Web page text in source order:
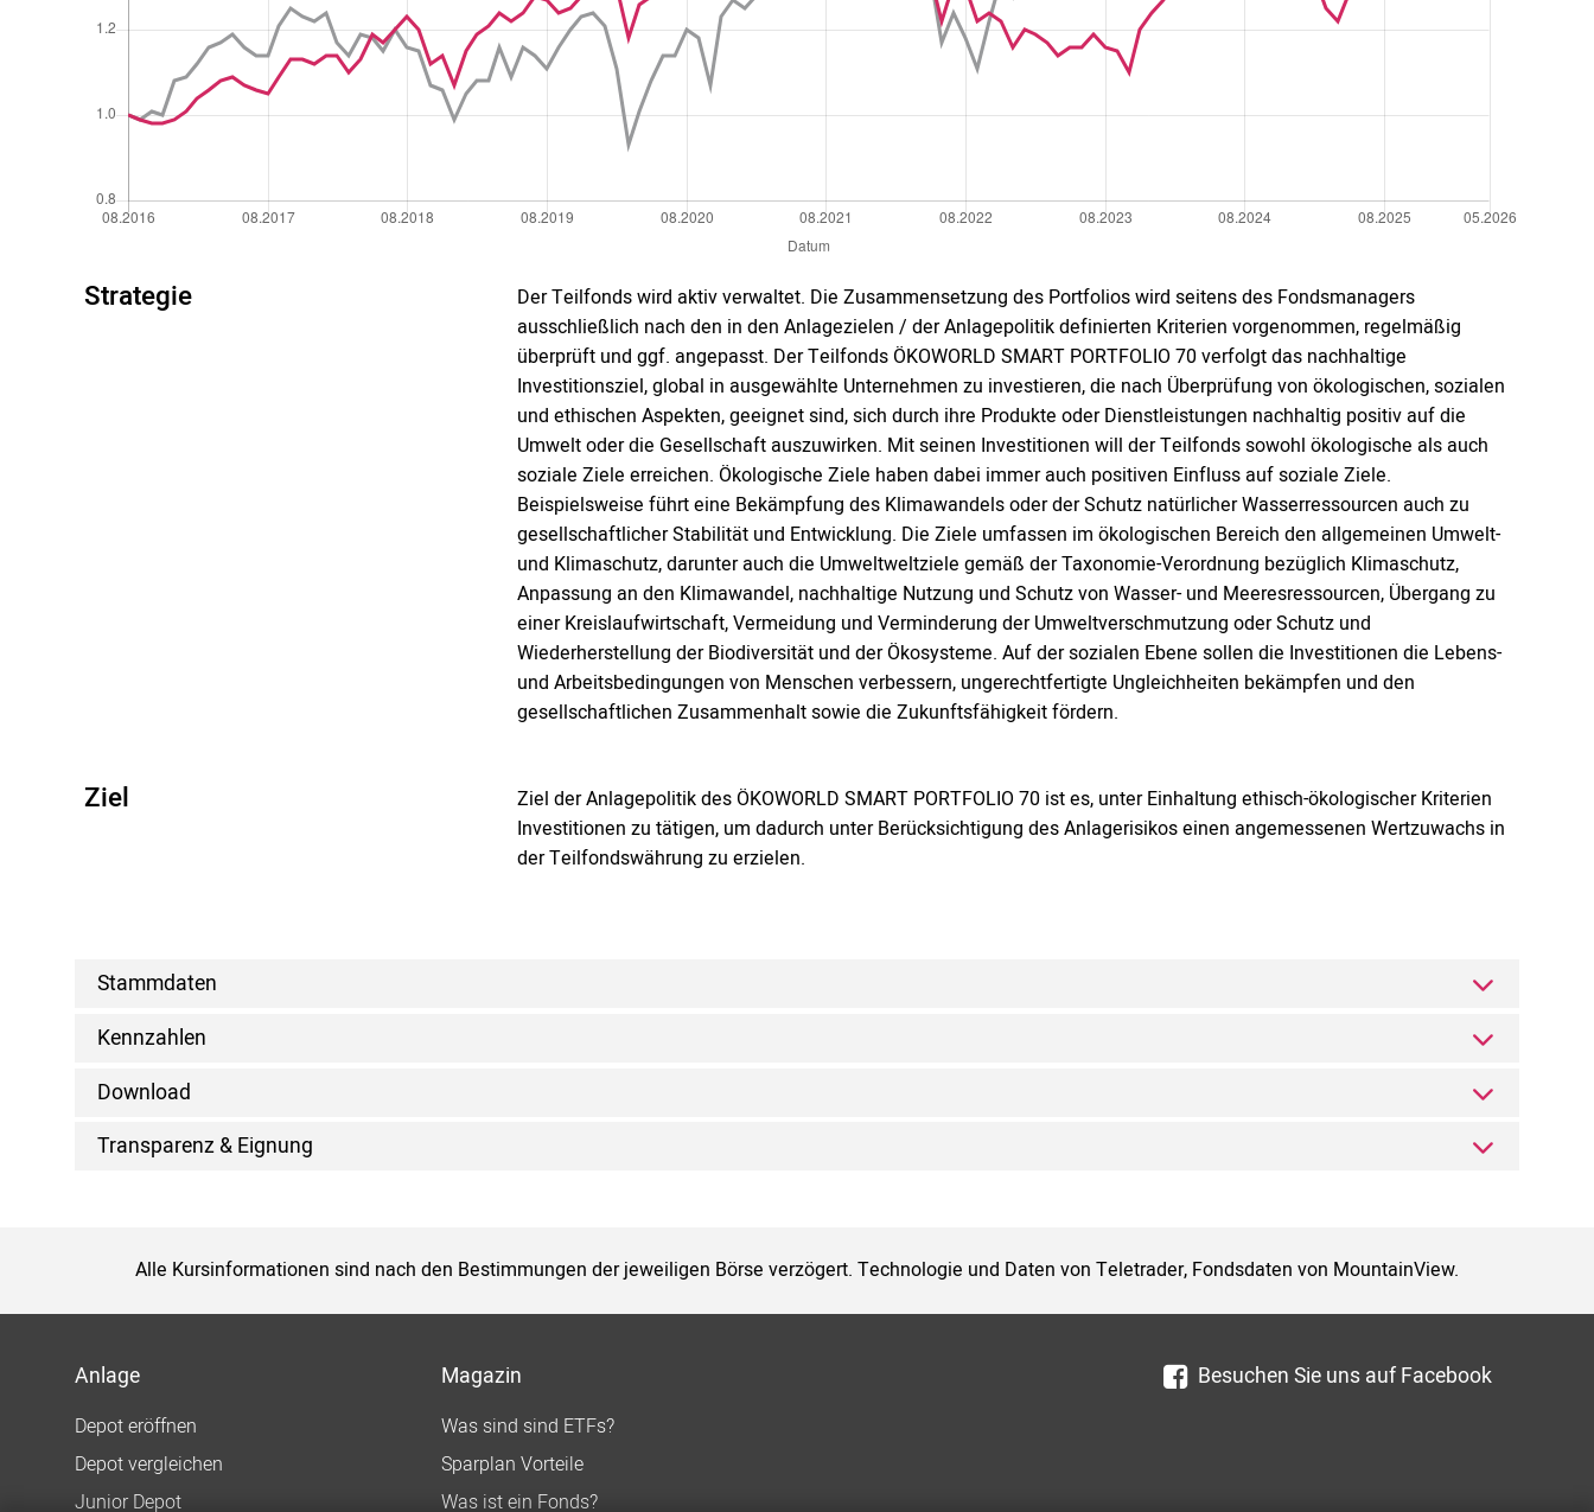
Strategie
Der Teilfonds wird aktiv verwaltet. Die Zusammensetzung des Portfolios wird seitens des Fondsmanagers
ausschließlich nach den in den Anlagezielen / der Anlagepolitik definierten Kriterien vorgenommen, regelmäßig
überprüft und ggf. angepasst. Der Teilfonds ÖKOWORLD SMART PORTFOLIO 70 verfolgt das nachhaltige
Investitionsziel, global in ausgewählte Unternehmen zu investieren, die nach Überprüfung von ökologischen, sozialen
und ethischen Aspekten, geeignet sind, sich durch ihre Produkte oder Dienstleistungen nachhaltig positiv auf die
Umwelt oder die Gesellschaft auszuwirken. Mit seinen Investitionen will der Teilfonds sowohl ökologische als auch
soziale Ziele erreichen. Ökologische Ziele haben dabei immer auch positiven Einfluss auf soziale Ziele.
Beispielsweise führt eine Bekämpfung des Klimawandels oder der Schutz natürlicher Wasserressourcen auch zu
gesellschaftlicher Stabilität und Entwicklung. Die Ziele umfassen im ökologischen Bereich den allgemeinen Umwelt-
und Klimaschutz, darunter auch die Umweltweltziele gemäß der Taxonomie-Verordnung bezüglich Klimaschutz,
Anpassung an den Klimawandel, nachhaltige Nutzung und Schutz von Wasser- und Meeresressourcen, Übergang zu
einer Kreislaufwirtschaft, Vermeidung und Verminderung der Umweltverschmutzung oder Schutz und
Wiederherstellung der Biodiversität und der Ökosysteme. Auf der sozialen Ebene sollen die Investitionen die Lebens-
und Arbeitsbedingungen von Menschen verbessern, ungerechtfertigte Ungleichheiten bekämpfen und den
gesellschaftlichen Zusammenhalt sowie die Zukunftsfähigkeit fördern.
Ziel
Ziel der Anlagepolitik des ÖKOWORLD SMART PORTFOLIO 70 ist es, unter Einhaltung ethisch-ökologischer Kriterien
Investitionen zu tätigen, um dadurch unter Berücksichtigung des Anlagerisikos einen angemessenen Wertzuwachs in
der Teilfondswährung zu erzielen.
Stammdaten
Kennzahlen
Download
Transparenz & Eignung
Alle Kursinformationen sind nach den Bestimmungen der jeweiligen Börse verzögert. Technologie und Daten von Teletrader, Fondsdaten von MountainView.
Anlage
Depot eröffnen
Depot vergleichen
Junior Depot
Magazin
Was sind sind ETFs?
Sparplan Vorteile
Was ist ein Fonds?
Besuchen Sie uns auf Facebook